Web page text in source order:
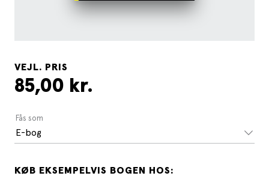
VEJL. PRIS
85,00 kr.
Fås som
E-bog
KØB EKSEMPELVIS BOGEN HOS: